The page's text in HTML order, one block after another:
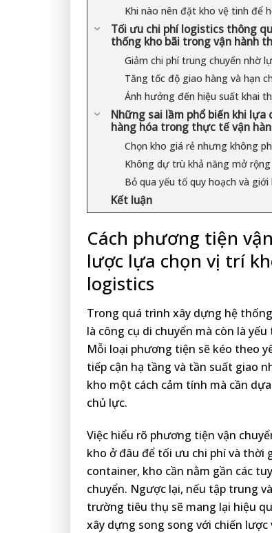
Khi nào nên đặt kho vệ tinh để
Tối ưu chi phí logistics thông
thống kho bãi trong vận hành
Giảm chi phí trung chuyển nhờ
Tăng tốc độ giao hàng và hạn
Ảnh hưởng đến hiệu suất khai
Những sai lầm phổ biến khi
hàng hóa trong thực tế vận
Chọn kho giá rẻ nhưng không
Không dự trù khả năng mở
Bỏ qua yếu tố quy hoạch và
Kết luận
Cách phương tiện
lược lựa chọn vị trí
logistics
Trong quá trình xây dựng hệ
là công cụ di chuyển mà còn là
Mỗi loại phương tiện sẽ kéo theo
tiếp cận hạ tầng và tần suất giao
kho một cách cảm tính mà cần
chủ lực.
Việc hiểu rõ phương tiện vận
kho ở đâu để tối ưu chi phí và thời
container, kho cần nằm gần các
chuyển. Ngược lại, nếu tập trung
trường tiêu thụ sẽ mang lại hiệu
xây dựng song song với chiến